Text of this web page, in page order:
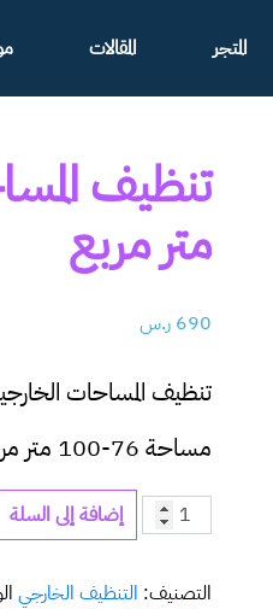
المتجر المقالات
متر مربع
690 ر.س
تنظيف المساحات
مساحة 76-100 متر مربع
إضافة إلى السلة
التصنيف: التنظيف الخارجي